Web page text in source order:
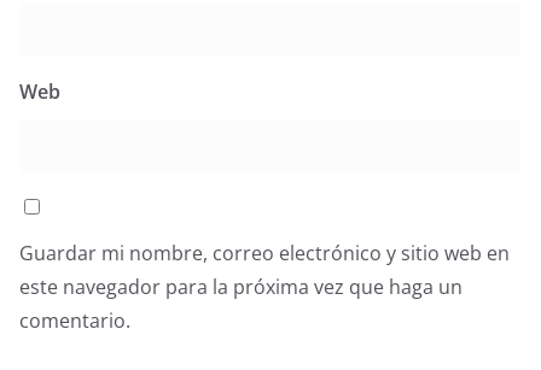
Web
Guardar mi nombre, correo electrónico y sitio web en
este navegador para la próxima vez que haga un
comentario.